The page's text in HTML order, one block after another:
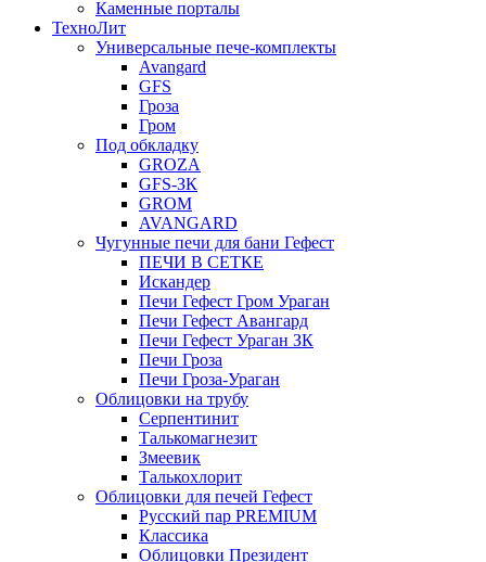
Каменные порталы
ТехноЛит
Универсальные пече-комплекты
Avangard
GFS
Гроза
Гром
Под обкладку
GROZA
GFS-ЗК
GROM
AVANGARD
Чугунные печи для бани Гефест
ПЕЧИ В СЕТКЕ
Искандер
Печи Гефест Гром Ураган
Печи Гефест Авангард
Печи Гефест Ураган ЗК
Печи Гроза
Печи Гроза-Ураган
Облицовки на трубу
Серпентинит
Талькомагнезит
Змеевик
Талькохлорит
Облицовки для печей Гефест
Русский пар PREMIUM
Классика
Облицовки Президент